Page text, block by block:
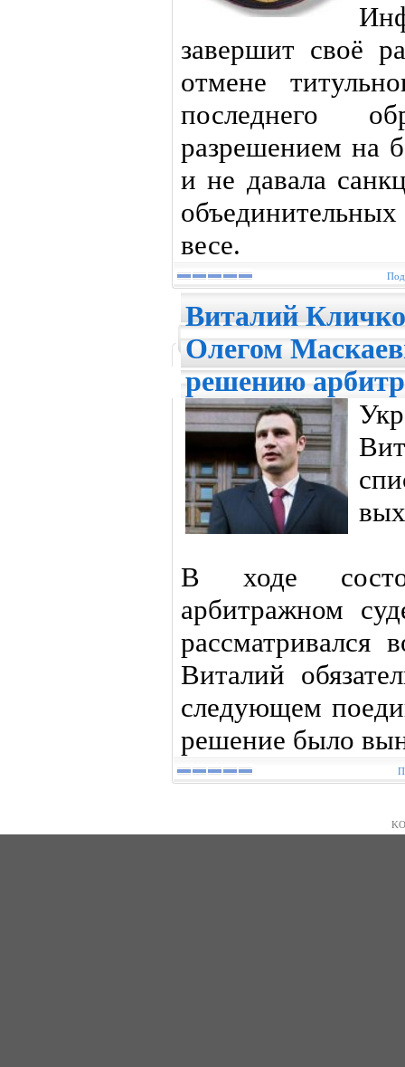
завершит своё
отмене
последнего
разрешением на
и не давала
весе.
Виталий Кличко
Олегом
решению
В ходе
арбитражном
Виталий
следующем
решение было